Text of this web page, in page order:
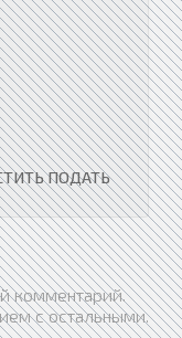
ПОДАТЬ
комментарий.
с остальными.